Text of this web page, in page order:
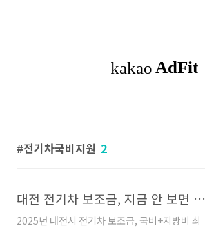
전기차국비지원 2
대전 전기차 보조금, 지금 안 보면 1,000만 원 손해!
2025년 대전시 전기차 보조금, 국비+지방비 최